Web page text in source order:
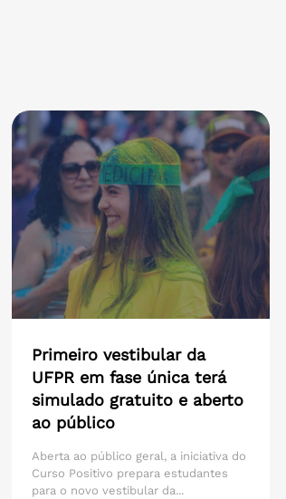
Primeiro vestibular da
UFPR em fase única terá
simulado gratuito e aberto
ao público
Aberta ao público geral, a iniciativa do
Curso Positivo prepara estudantes
para o novo vestibular da...